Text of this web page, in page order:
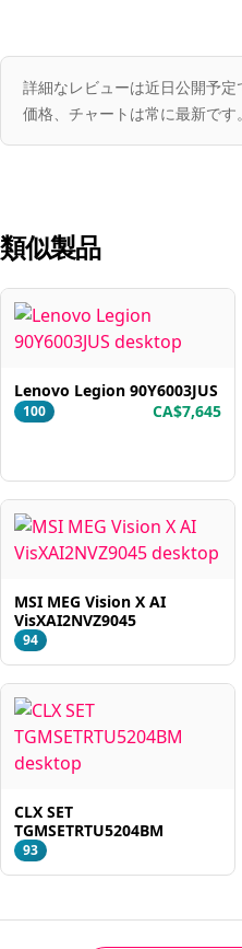
詳細なレビューは近日公開予定
価格、チャートは常に最新です。
類似製品
Lenovo Legion 90Y6003JUS
100 CA$7,645
MSI MEG Vision X AI
VisXAI2NVZ9045
94
CLX SET
TGMSETRTU5204BM
93